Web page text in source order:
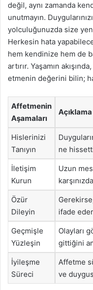
değil, aynı zamanda
unutmayın.
yolculuğunuzda size
Herkesin hata
hem kendinize hem de
artırır. Yaşamın
etmenin değerini bilin;
Affetmenin
Aşamaları
Açıklama
Hislerinizi
Tanıyın
ne
İletişim
Kurun
Uzun
Özür
Dileyin
ifade
Geçmişle
Yüzleşin
Olayları
gittiğini
İyileşme
Süreci
Affetme
ve